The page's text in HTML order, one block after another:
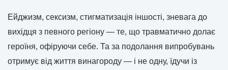
Ейджизм, сексизм, стигматизація іншості, зневага до
вихідця з певного регіону — те, що травматично долає
героїня, офіруючи себе. Та за подолання випробувань
отримує від життя винагороду — і не одну, їдучи із